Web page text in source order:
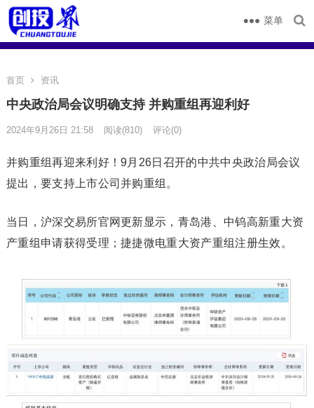
菜单
首页 资讯
中央政治局会议明确支持 并购重组再迎利好
2024年9月26日 21:58 阅读(810) 评论(0)
并购重组再迎来利好！9月26日召开的中共中央政治局会议
提出，要支持上市公司并购重组。
当日，沪深交易所官网更新显示， 青岛港 中钨高新重大资
产重组申请获得受理；捷捷微电重大资产重组注册生效。